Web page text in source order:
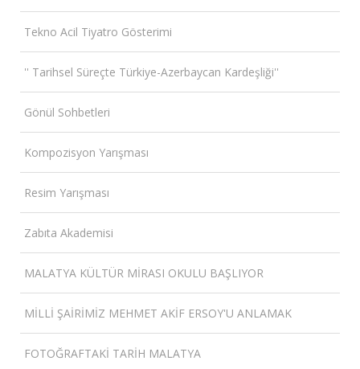
Tekno Acil Tiyatro Gösterimi
'' Tarihsel Süreçte Türkiye-Azerbaycan Kardeşliği''
Gönül Sohbetleri
Kompozisyon Yarışması
Resim Yarışması
Zabıta Akademisi
MALATYA KÜLTÜR MİRASI OKULU BAŞLIYOR
MİLLİ ŞAİRİMİZ MEHMET AKİF ERSOY'U ANLAMAK
FOTOĞRAFTAKİ TARİH MALATYA